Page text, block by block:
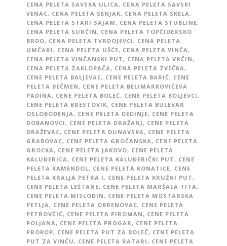
CENA PELETA SAVSKA ULICA, CENA PELETA SAVSKI
VENAC, CENA PELETA SENJAK, CENA PELETA SKELA,
CENA PELETA STARI SAJAM, CENA PELETA STUBLINE,
CENA PELETA SURČIN, CENA PELETA TOPČIDERSKO
BRDO, CENA PELETA TVRDOJEVCI, CENA PELETA
UMČARI, CENA PELETA UŠĆE, CENA PELETA VINČA,
CENA PELETA VINČANSKI PUT, CENA PELETA VRČIN,
CENA PELETA ZAKLOPAČA, CENA PELETA ZVEČKA,
CENE PELETA BALJEVAC, CENE PELETA BARIČ, CENE
PELETA BEČMEN, CENE PELETA BELIMARKOVIĆEVA
PADINA, CENE PELETA BOLEČ, CENE PELETA BOLJEVCI,
CENE PELETA BRESTOVIK, CENE PELETA BULEVAR
OSLOBOĐENJA, CENE PELETA DEDINJE, CENE PELETA
DOBANOVCI, CENE PELETA DRAŽANJ, CENE PELETA
DRAŽEVAC, CENE PELETA DUNAVSKA, CENE PELETA
GRABOVAC, CENE PELETA GROČANSKA, CENE PELETA
GROCKA, CENE PELETA JAKOVO, CENE PELETA
KALUĐERICA, CENE PELETA KALUĐERIČKI PUT, CENE
PELETA KAMENDOL, CENE PELETA KONATICE, CENE
PELETA KRALJA PETRA I, CENE PELETA KRUŽNI PUT,
CENE PELETA LEŠTANE, CENE PELETA MARŠALA TITA,
CENE PELETA MISLOĐIN, CENE PELETA MOSTARSKA
PETLJA, CENE PELETA OBRENOVAC, CENE PELETA
PETROVČIĆ, CENE PELETA PIROMAN, CENE PELETA
POLJANA, CENE PELETA PROGAR, CENE PELETA
PROKOP, CENE PELETA PUT ZA BOLEČ, CENE PELETA
PUT ZA VINČU, CENE PELETA RATARI, CENE PELETA